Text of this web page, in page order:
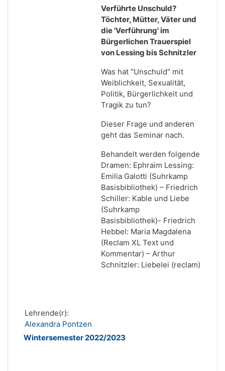
Verführte Unschuld?
Töchter, Mütter, Väter und
die 'Verführung' im
Bürgerlichen Trauerspiel
von Lessing bis Schnitzler
Was hat "Unschuld" mit
Weiblichkeit, Sexualität,
Politik, Bürgerlichkeit und
Tragik zu tun?
Dieser Frage und anderen
geht das Seminar nach.
Behandelt werden folgende
Dramen: Ephraim Lessing:
Emilia Galotti (Suhrkamp
Basisbibliothek) – Friedrich
Schiller: Kable und Liebe
(Suhrkamp
Basisbibliothek)- Friedrich
Hebbel: Maria Magdalena
(Reclam XL Text und
Kommentar) – Arthur
Schnitzler: Liebelei (reclam)
Lehrende(r):
Alexandra Pontzen
Wintersemester 2022/2023